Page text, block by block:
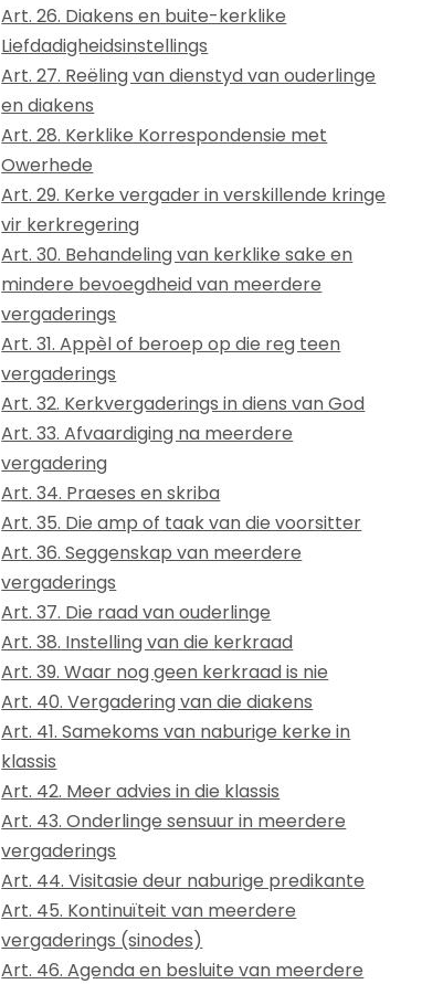
Art. 26. Diakens en buite-kerklike
Liefdadigheidsinstellings
Art. 27. Reëling van dienstyd van ouderlinge
en diakens
Art. 28. Kerklike Korrespondensie met
Owerhede
Art. 29. Kerke vergader in verskillende kringe
vir kerkregering
Art. 30. Behandeling van kerklike sake en
mindere bevoegdheid van meerdere
vergaderings
Art. 31. Appèl of beroep op die reg teen
vergaderings
Art. 32. Kerkvergaderings in diens van God
Art. 33. Afvaardiging na meerdere
vergadering
Art. 34. Praeses en skriba
Art. 35. Die amp of taak van die voorsitter
Art. 36. Seggenskap van meerdere
vergaderings
Art. 37. Die raad van ouderlinge
Art. 38. Instelling van die kerkraad
Art. 39. Waar nog geen kerkraad is nie
Art. 40. Vergadering van die diakens
Art. 41. Samekoms van naburige kerke in
klassis
Art. 42. Meer advies in die klassis
Art. 43. Onderlinge sensuur in meerdere
vergaderings
Art. 44. Visitasie deur naburige predikante
Art. 45. Kontinuïteit van meerdere
vergaderings (sinodes)
Art. 46. Agenda en besluite van meerdere